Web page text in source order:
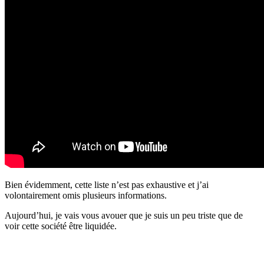
Bien évidemment, cette liste n’est pas exhaustive et j’ai
volontairement omis plusieurs informations.
Aujourd’hui, je vais vous avouer que je suis un peu triste que de
voir cette société être liquidée.